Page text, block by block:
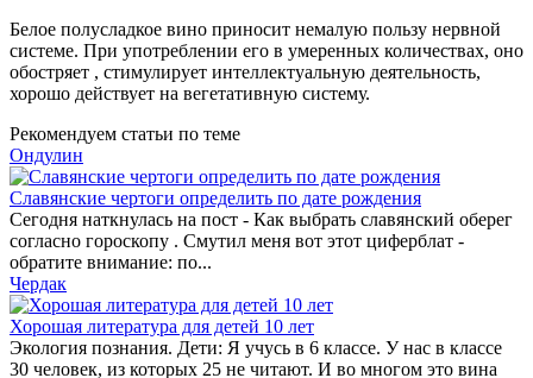
Белое полусладкое вино приносит немалую пользу нервной
системе. При употреблении его в умеренных количествах, оно
обостряет , стимулирует интеллектуальную деятельность,
хорошо действует на вегетативную систему.
Рекомендуем статьи по теме
Ондулин
Славянские чертоги определить по дате рождения
Сегодня наткнулась на пост - Как выбрать славянский оберег
согласно гороскопу . Смутил меня вот этот циферблат -
обратите внимание: по...
Чердак
Хорошая литература для детей 10 лет
Экология познания. Дети: Я учусь в 6 классе. У нас в классе
30 человек, из которых 25 не читают. И во многом это вина